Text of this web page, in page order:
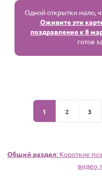
Одной открытки мало,
Оживите эти
поздравление к 8
готов
1 2 3
Общий раздел: Короткие
видео,